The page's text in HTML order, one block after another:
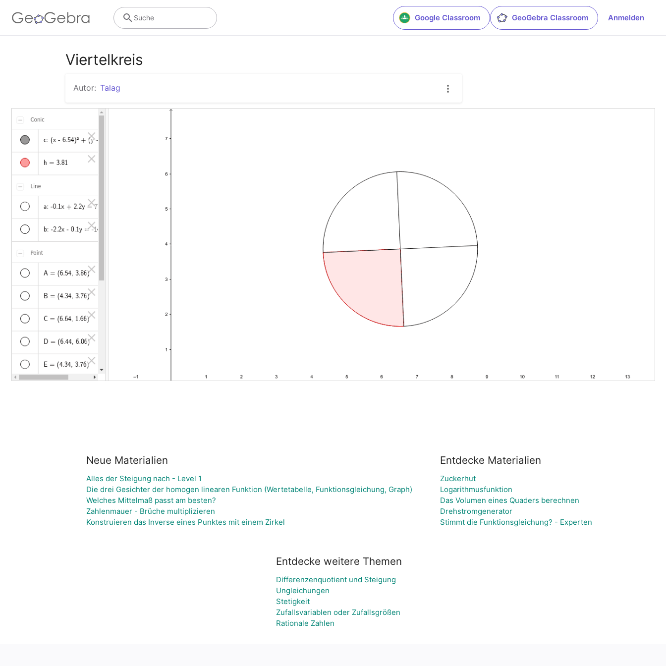
Google Classroom GeoGebra Classroom Anmelden
Suche
Viertelkreis
Autor: Talag
Neue Materialien
Alles der Steigung nach - Level 1
Die drei Gesichter der homogen linearen Funktion (Wertetabelle, Funktionsgleichung, Graph)
Welches Mittelmaß passt am besten?
Zahlenmauer - Brüche multiplizieren
Konstruieren das Inverse eines Punktes mit einem Zirkel
Entdecke Materialien
Zuckerhut
Logarithmusfunktion
Das Volumen eines Quaders berechnen
Drehstromgenerator
Stimmt die Funktionsgleichung? - Experten
Entdecke weitere Themen
Differenzenquotient und Steigung
Ungleichungen
Stetigkeit
Zufallsvariablen oder Zufallsgrößen
Rationale Zahlen